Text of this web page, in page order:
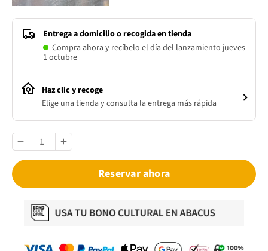
Entrega a domicilio o recogida en tienda
Compra ahora y recíbelo el día del lanzamiento jueves
1 octubre
Haz clic y recoge
Elige una tienda y consulta la entrega más rápida
Reservar ahora